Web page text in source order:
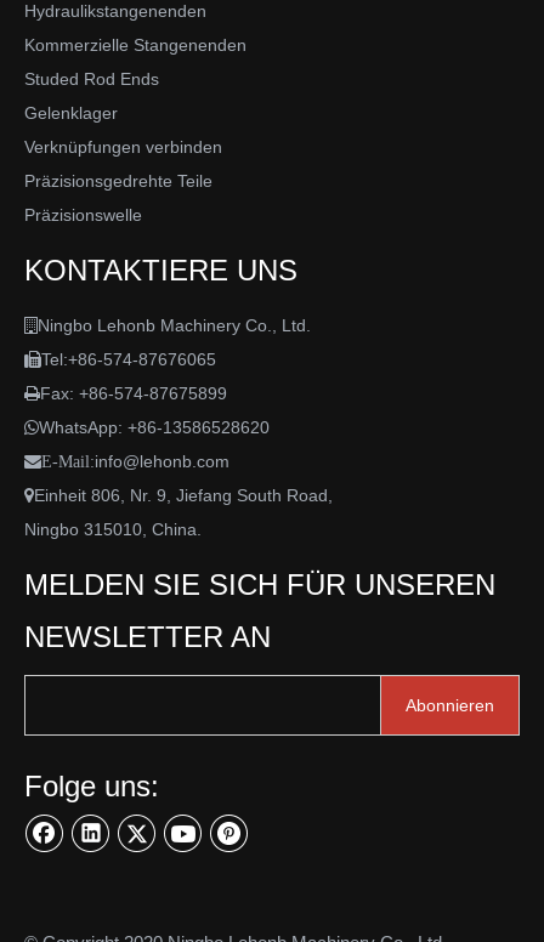
Hydraulikstangenenden
Kommerzielle Stangenenden
Studed Rod Ends
Gelenklager
Verknüpfungen verbinden
Präzisionsgedrehte Teile
Präzisionswelle
KONTAKTIERE UNS
 Ningbo Lehonb Machinery Co., Ltd.
Tel:+86-574-87676065
Fax: +86-574-87675899
WhatsApp: +86-13586528620
E-Mail:info@lehonb.com
Einheit 806, Nr. 9, Jiefang South Road,
Ningbo 315010, China.
MELDEN SIE SICH FÜR UNSEREN
NEWSLETTER AN
Abonnieren
Folge uns: